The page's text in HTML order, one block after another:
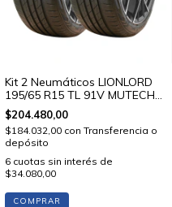
Kit 2 Neumáticos LIONLORD
195/65 R15 TL 91V MUTECH
H02
$204.480,00
$184.032,00 con Transferencia o
depósito
6 cuotas sin interés de
$34.080,00
COMPRAR